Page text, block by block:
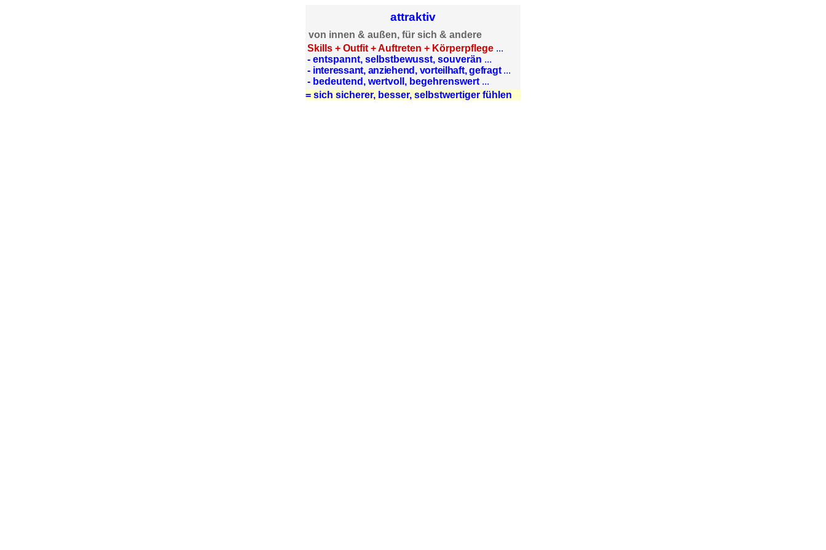
attraktiv
von innen & außen, für sich & andere
Skills + Outfit + Auftreten + Körperpflege ...
- entspannt, selbstbewusst, souverän ...
- interessant, anziehend, vorteilhaft, gefragt ...
- bedeutend, wertvoll, begehrenswert ...
= sich sicherer, besser, selbstwertiger fühlen